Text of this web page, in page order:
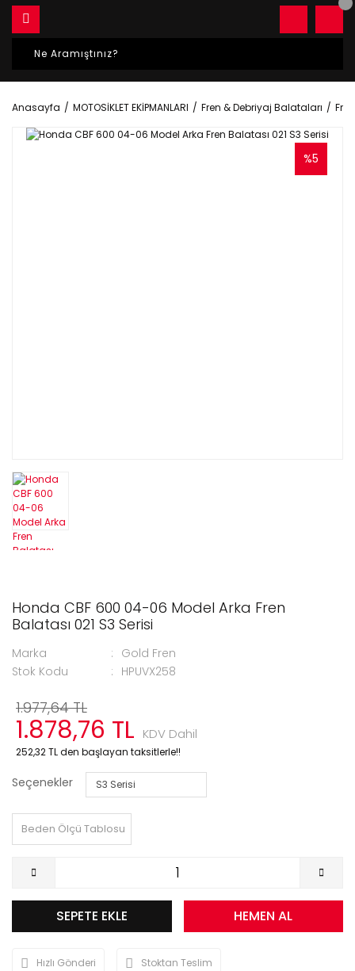
Anasayfa MOTOSİKLET EKİPMANLARI Fren & Debriyaj Balataları
%5
Honda CBF 600 04-06 Model Arka Fren
Balatası 021 S3 Serisi
Marka
Gold Fren
Stok Kodu
HPUVX258
1.977,64 TL
1.878,76 TL KDV Dahil
252,32 TL den başlayan taksitlerle!!
Seçenekler
Beden Ölçü Tablosu
SEPETE EKLE HEMEN AL
Hızlı Gönderi Stoktan Teslim